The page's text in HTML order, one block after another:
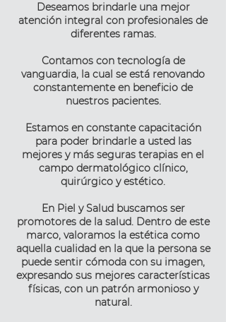
Deseamos brindarle una mejor
atención integral con profesionales de
diferentes ramas.
Contamos con tecnología de
vanguardia, la cual se está renovando
constantemente en beneficio de
nuestros pacientes.
Estamos en constante capacitación
para poder brindarle a usted las
mejores y más seguras terapias en el
campo dermatológico clínico,
quirúrgico y estético.
En Piel y Salud buscamos ser
promotores de la salud. Dentro de este
marco, valoramos la estética como
aquella cualidad en la que la persona se
puede sentir cómoda con su imagen,
expresando sus mejores características
físicas, con un patrón armonioso y
natural.